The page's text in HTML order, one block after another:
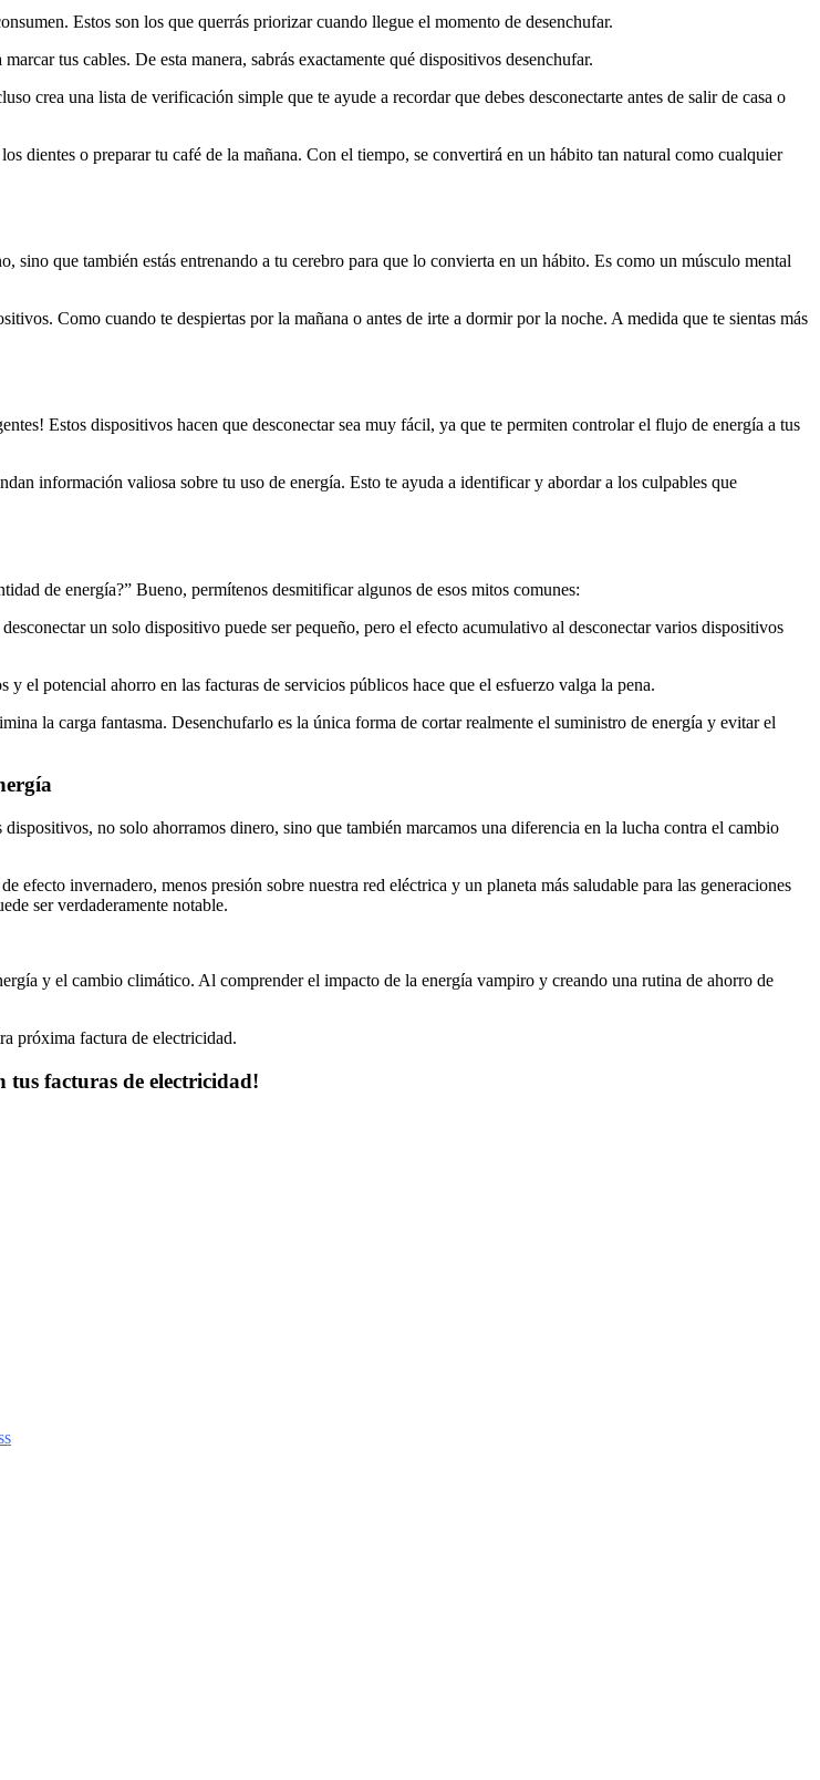
Estos son los que querrás priorizar cuando llegue el momento de desenchufar.
tus cables. De esta manera, sabrás exactamente qué dispositivos desenchufar.
crea una lista de verificación simple que te ayude a recordar que debes desconectarte antes de salir de casa o
dientes o preparar tu café de la mañana. Con el tiempo, se convertirá en un hábito tan natural como cualquier
que también estás entrenando a tu cerebro para que lo convierta en un hábito. Es como un músculo mental
Como cuando te despiertas por la mañana o antes de irte a dormir por la noche. A medida que te sientas más
Estos dispositivos hacen que desconectar sea muy fácil, ya que te permiten controlar el flujo de energía a tus
información valiosa sobre tu uso de energía. Esto te ayuda a identificar y abordar a los culpables que
de energía?” Bueno, permítenos desmitificar algunos de esos mitos comunes:
un solo dispositivo puede ser pequeño, pero el efecto acumulativo al desconectar varios dispositivos
y el potencial ahorro en las facturas de servicios públicos hace que el esfuerzo valga la pena.
la carga fantasma. Desenchufarlo es la única forma de cortar realmente el suministro de energía y evitar el
no solo ahorramos dinero, sino que también marcamos una diferencia en la lucha contra el cambio
efecto invernadero, menos presión sobre nuestra red eléctrica y un planeta más saludable para las generaciones
ser verdaderamente notable.
y el cambio climático. Al comprender el impacto de la energía vampiro y creando una rutina de ahorro de
próxima factura de electricidad.
facturas de electricidad!